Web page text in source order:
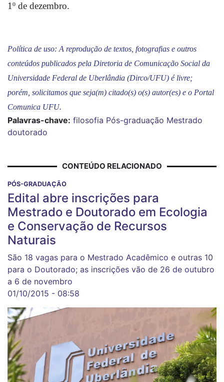
1º de dezembro.
Política de uso: A reprodução de textos, fotografias e outros
conteúdos publicados pela Diretoria de Comunicação Social da
Universidade Federal de Uberlândia (Dirco/UFU) é livre;
porém, solicitamos que seja(m) citado(s) o(s) autor(es) e o Portal
Comunica UFU.
Palavras-chave: filosofia Pós-graduação Mestrado
doutorado
CONTEÚDO RELACIONADO
PÓS-GRADUAÇÃO
Edital abre inscrições para
Mestrado e Doutorado em Ecologia
e Conservação de Recursos
Naturais
São 18 vagas para o Mestrado Acadêmico e outras 10
para o Doutorado; as inscrições vão de 26 de outubro
a 6 de novembro
01/10/2015 - 08:58